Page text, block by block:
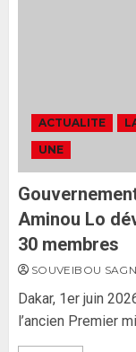
3
ACTUALITE
UNE
Aminou Lo
30 membres
SOUVEIBOU
Dakar, 1er juin
l’ancien Premier